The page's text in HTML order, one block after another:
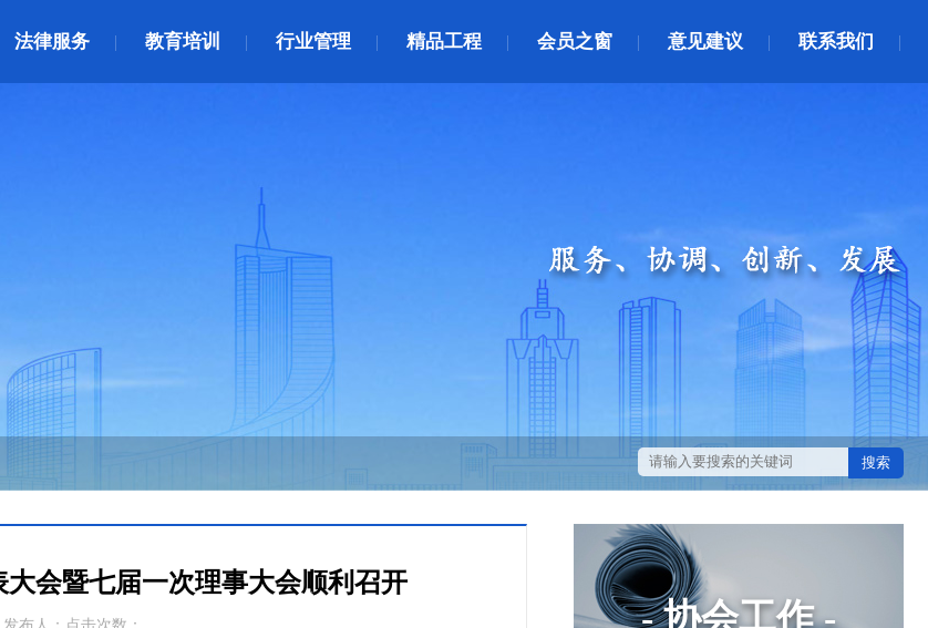
法律服务 教育培训 行业管理 精品工程 会员之窗 意见建议 联系我们
会暨七届一次理事大会顺利召开
- 协会工作 -